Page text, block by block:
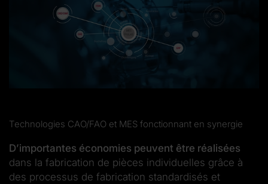
Technologies CAO/FAO et MES fonctionnant en synergie
D’importantes économies peuvent être réalisées
dans la fabrication de pièces individuelles grâce à
des processus de fabrication standardisés et